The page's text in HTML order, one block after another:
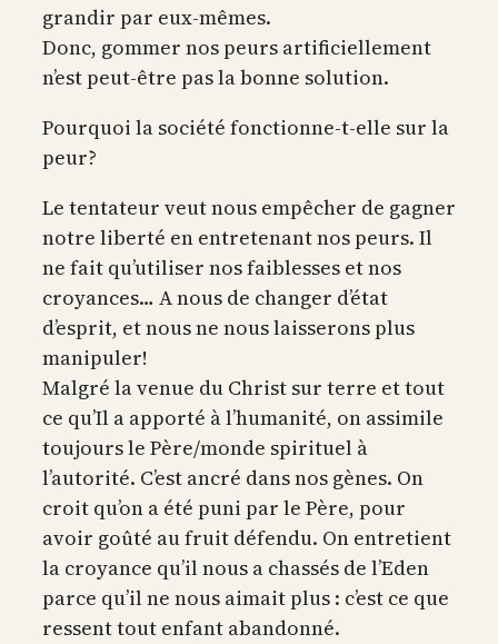
grandir par eux-mêmes.
Donc, gommer nos peurs artificiellement
n’est peut-être pas la bonne solution.
Pourquoi la société fonctionne-t-elle sur la
peur?
Le tentateur veut nous empêcher de gagner
notre liberté en entretenant nos peurs. Il
ne fait qu’utiliser nos faiblesses et nos
croyances… A nous de changer d’état
d’esprit, et nous ne nous laisserons plus
manipuler!
Malgré la venue du Christ sur terre et tout
ce qu’Il a apporté à l’humanité, on assimile
toujours le Père/monde spirituel à
l’autorité. C’est ancré dans nos gènes. On
croit qu’on a été puni par le Père, pour
avoir goûté au fruit défendu. On entretient
la croyance qu’il nous a chassés de l’Eden
parce qu’il ne nous aimait plus : c’est ce que
ressent tout enfant abandonné.